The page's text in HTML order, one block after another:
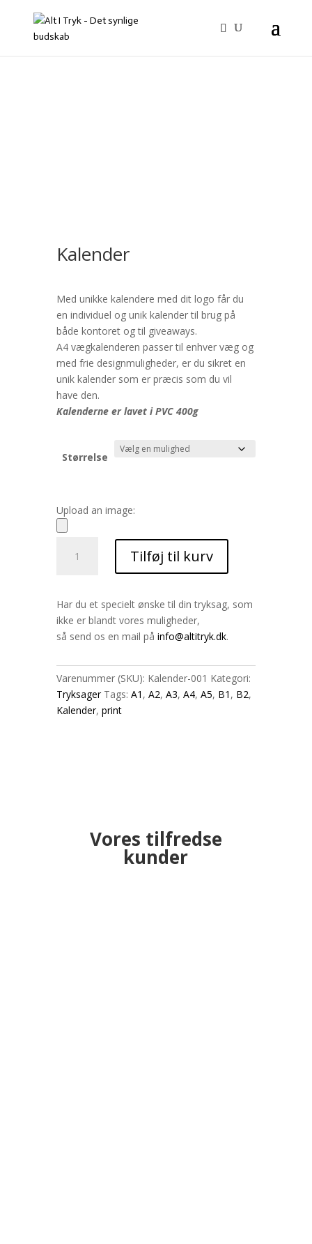
Kalender
Med unikke kalendere med dit logo får du
en individuel og unik kalender til brug på
både kontoret og til giveaways.
A4 vægkalenderen passer til enhver væg og
med frie designmuligheder, er du sikret en
unik kalender som er præcis som du vil
have den.
Kalenderne er lavet i PVC 400g
Størrelse
Upload an image:
antal
Tilføj til kurv
Har du et specielt ønske til din tryksag, som
ikke er blandt vores muligheder,
så send os en mail på info@altitryk.dk.
Varenummer (SKU): Kalender-001 Kategori:
Tryksager Tags: A1 , A2, A3, A4, A5, B1 , B2,
Kalender, print
Vores tilfredse
kunder